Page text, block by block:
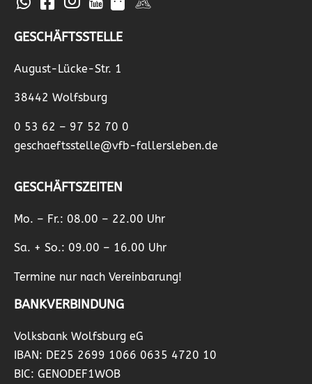
GESCHÄFTSSTELLE
August-Lücke-Str. 1
38442 Wolfsburg
0 53 62 – 97 52 70 0
geschaeftsstelle@vfb-fallersleben.de
GESCHÄFTSZEITEN
Mo. – Fr.: 08.00 – 22.00 Uhr
Sa. + So.: 09.00 – 16.00 Uhr
Termine nur nach Vereinbarung!
BANKVERBINDUNG
Volksbank Wolfsburg eG
IBAN: DE25 2699 1066 0635 4720 10
BIC: GENODEF1WOB